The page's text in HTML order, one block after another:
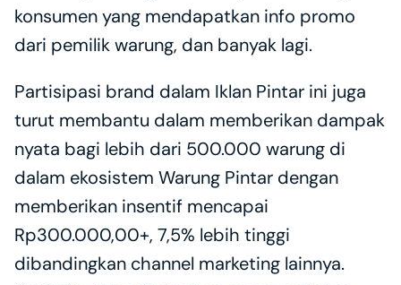
konsumen yang mendapatkan info promo
dari pemilik warung, dan banyak lagi.
Partisipasi brand dalam Iklan Pintar ini juga
turut membantu dalam memberikan dampak
nyata bagi lebih dari 500.000 warung di
dalam ekosistem Warung Pintar dengan
memberikan insentif mencapai
Rp300.000,00+, 7,5% lebih tinggi
dibandingkan channel marketing lainnya.